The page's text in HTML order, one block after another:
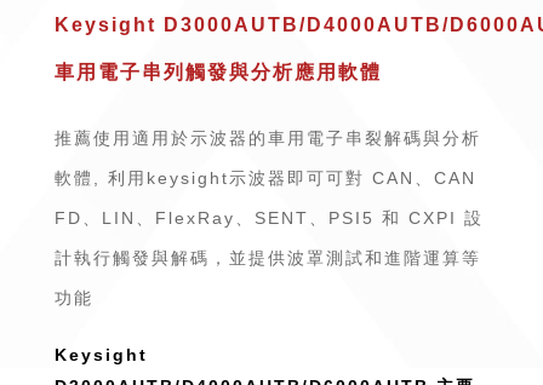
Keysight D3000AUTB/D4000AUTB/
車用電子串列觸發與分析應用軟體
推薦使用適用於示波器的車用電子串裂解碼與分析
軟體, 利用keysight示波器即可可對 CAN、CAN
FD、LIN、FlexRay、SENT、PSI5 和 CXPI 設
計執行觸發與解碼，並提供波罩測試和進階運算等
功能
Keysight